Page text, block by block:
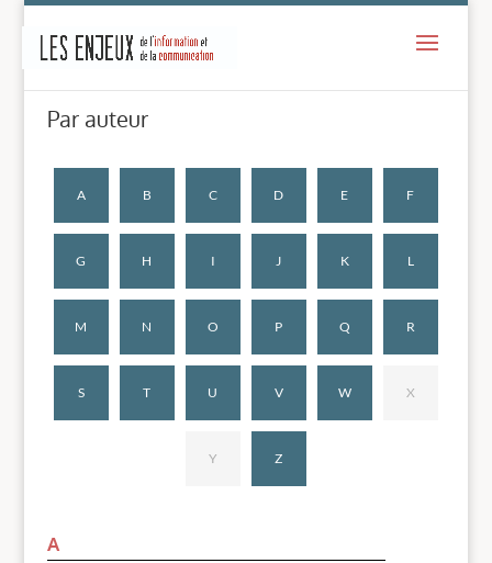
Par auteur
A B C D E F
G H I J K L
M N O P Q R
S T U V W X
Y Z
A